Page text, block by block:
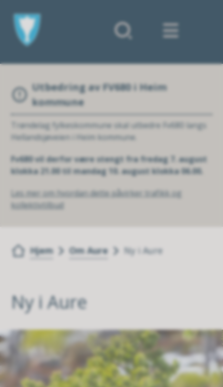
Forsiden
Utbedring av FV680 i Heim
kommune
Trøndelag fylkeskommune skal utbedre Fv680 langs
Hellandsjøveien i Heim kommune.
Fv680 vil derfor være stengt fra fredag 7. august
klokka 21.00 til mandag 10. august klokka 06.00.
Les mer om hvordan dette påvirker trafikk og
kollektivtilbud
Du er her:
Hjem Om Aure Ny i Aure
Ny i Aure